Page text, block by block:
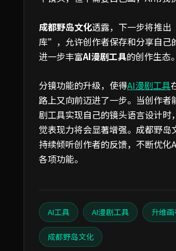
成都野岛文化透露，下一步将推
库”，允许创作者保存和分享自己
进一步丰富AI漫剧工具的创作生态。
分镜功能的升级，使得AI漫剧工具
路上又向前迈进了一步。当创作者
剧工具实现自己的镜头语言设计时
觉表现力将会显著增强。成都野岛
持续倾听创作者的反馈，不断优化
各项功能。
AI工具 AI漫剧工具 升维
成都野岛文化